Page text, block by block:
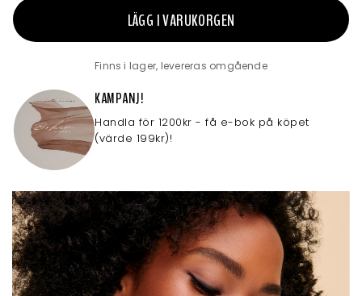
LÄGG I VARUKORGEN
Finns i lager, levereras omgående
KAMPANJ!
Handla för 1200kr - få e-bok på köpet
(värde 199kr)!